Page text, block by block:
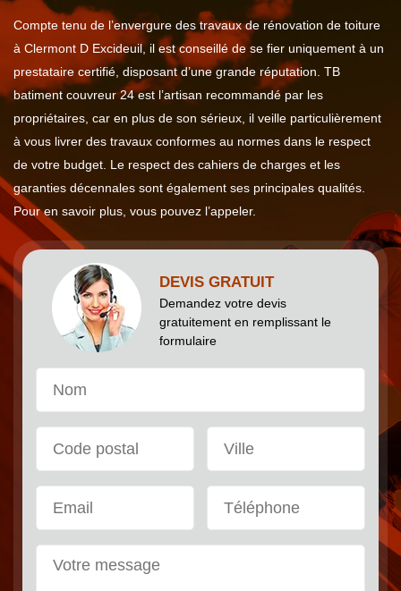
Compte tenu de l’envergure des travaux de rénovation de toiture
à Clermont D Excideuil, il est conseillé de se fier uniquement à un
prestataire certifié, disposant d’une grande réputation. TB
batiment couvreur 24 est l’artisan recommandé par les
propriétaires, car en plus de son sérieux, il veille particulièrement
à vous livrer des travaux conformes au normes dans le respect
de votre budget. Le respect des cahiers de charges et les
garanties décennales sont également ses principales qualités.
Pour en savoir plus, vous pouvez l’appeler.
DEVIS GRATUIT
Demandez votre devis
gratuitement en remplissant le
formulaire